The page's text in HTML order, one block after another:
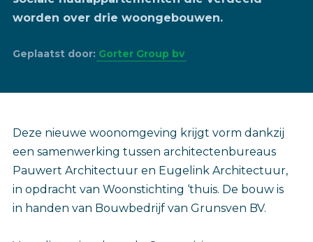
worden over drie woongebouwen.
Geplaatst door: Gorter Group bv
Deze nieuwe woonomgeving krijgt vorm dankzij
een samenwerking tussen architectenbureaus
Pauwert Architectuur en Eugelink Architectuur,
in opdracht van Woonstichting ‘thuis. De bouw is
in handen van Bouwbedrijf van Grunsven BV.